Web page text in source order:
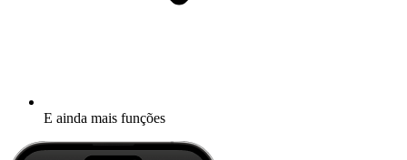
E ainda mais funções